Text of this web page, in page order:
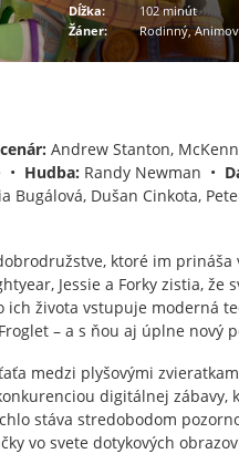
Dĺžka:
102 minút
Žáner:
Rodinný,
Andrew Stanton,
• Hudba: Randy Newman •
Bugálová, Dušan Cinkota,
ktoré im prináša
Jessie a Forky zistia, že
života vstupuje moderná
– a s ňou aj úplne nový
medzi plyšovými
digitálnej zábavy,
stáva stredobodom
vo svete dotykových